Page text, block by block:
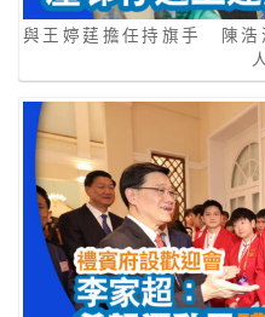
與王婷莛擔任持旗手 陳浩